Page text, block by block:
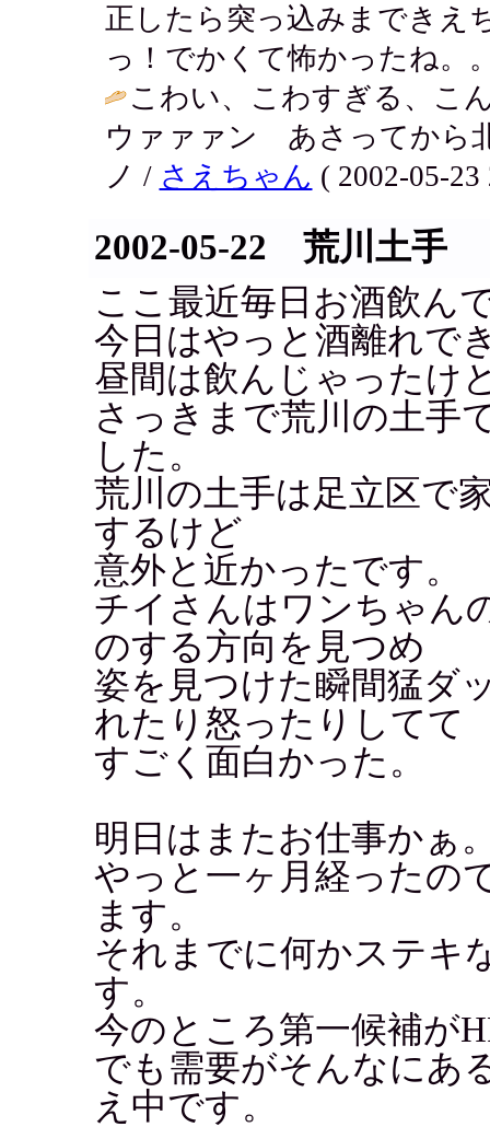
正したら突っ込みまできえ
っ！でかくて怖かったね。
こわい、こわすぎる、こ
ウァァァン あさってから
ノ / さえちゃん ( 2002-05-23
2002-05-22 荒川土手
ここ最近毎日お酒飲ん
今日はやっと酒離れで
昼間は飲んじゃったけ
さっきまで荒川の土手
した。
荒川の土手は足立区で
するけど
意外と近かったです。
チイさんはワンちゃん
のする方向を見つめ
姿を見つけた瞬間猛ダ
れたり怒ったりしてて
すごく面白かった。
明日はまたお仕事かぁ
やっと一ヶ月経ったの
ます。
それまでに何かステキ
す。
今のところ第一候補が
でも需要がそんなにあ
え中です。